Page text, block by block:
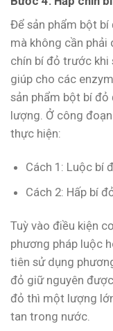
Để sản phẩm bột
mà không cần phải
chín bí đỏ trước khi
giúp cho các
sản phẩm bột bí
lượng. Ở công
thực hiện:
Cách 1: Luộc bí
Cách 2: Hấp bí
Tuỳ vào điều kiện
phương pháp luộc
tiên sử dụng
đỏ giữ nguyên
đỏ thì một lượng
tan trong nước.